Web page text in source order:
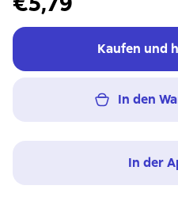
Kaufen und
In den
In der